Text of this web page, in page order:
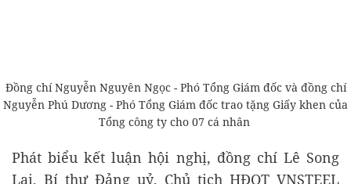
Đồng chí Nguyễn Nguyên Ngọc - Phó Tổng Giám đốc và đồng chí
Nguyễn Phú Dương - Phó Tổng Giám đốc trao tặng Giấy khen của
Tổng công ty cho 07 cá nhân
Phát biểu kết luận hội nghị, đồng chí Lê Song
Lai, Bí thư Đảng uỷ, Chủ tịch HĐQT VNSTEEL